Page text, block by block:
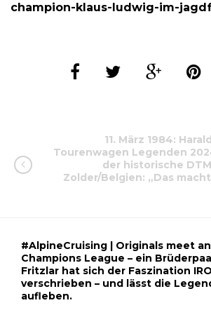
champion-klaus-ludwig-im-
11. März 1984:
Tourenwagen Legenden
der historische
Zolder/Belgien: „Das
#AlpineCruising | Originals meet
Champions League – ein
Fritzlar hat sich der Faszination
verschrieben – und lässt die
aufleben.